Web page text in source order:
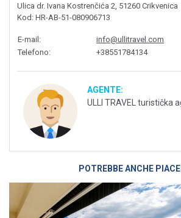
Ulica dr. Ivana Kostrenčića 2, 51260 Crikvenica
Kod : HR-AB-51-080906713
E-mail :
info@ullitravel.com
Telefono: +38551784134
AGENTE:
ULLI TRAVEL turistička
POTREBBE ANCHE